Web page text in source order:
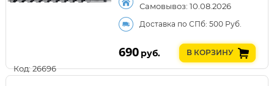
Код: 26696
Самовывоз: 10.08.2026
Доставка по СПб: 500 Руб.
690 руб. В КОРЗИНУ